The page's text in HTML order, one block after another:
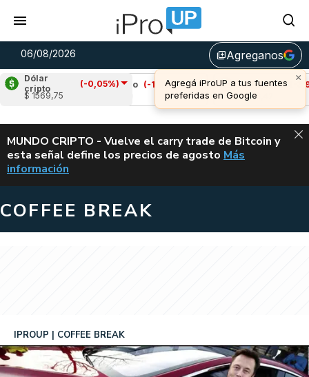
06/08/2026 library_addAgreganos
×
Agregá iProUP a tus fuentes
preferidas en Google
Dólar
cripto
(-0,05%)
$ 1569,75
Cardano (-1,99%)
Avalanche (-3,99%)
u$s 6,42
ALERTA
MUNDO CRIPTO - Vuelve el carry trade de Bitcoin y
esta señal define los precios de agosto VUELVE EL
Más
información
COFFEE BREAK
IPROUP COFFEE BREAK